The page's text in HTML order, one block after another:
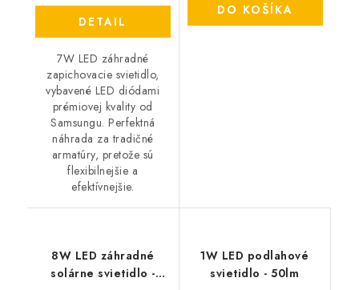
DETAIL
7W LED záhradné
zapichovacie svietidlo,
vybavené LED diódami
prémiovej kvality od
Samsungu. Perfektná
náhrada za tradičné
armatúry, pretože sú
flexibilnejšie a
efektívnejšie.
DO KOŠÍKA
8W LED záhradné
solárne svietidlo -
1W LED podlahové
svietidlo - 50lm